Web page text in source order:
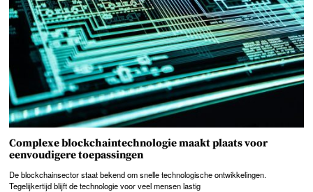
Complexe blockchaintechnologie maakt plaats voor
eenvoudigere toepassingen
De blockchainsector staat bekend om snelle technologische ontwikkelingen.
Tegelijkertijd blijft de technologie voor veel mensen lastig